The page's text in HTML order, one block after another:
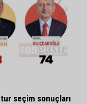
seçim sonuçları